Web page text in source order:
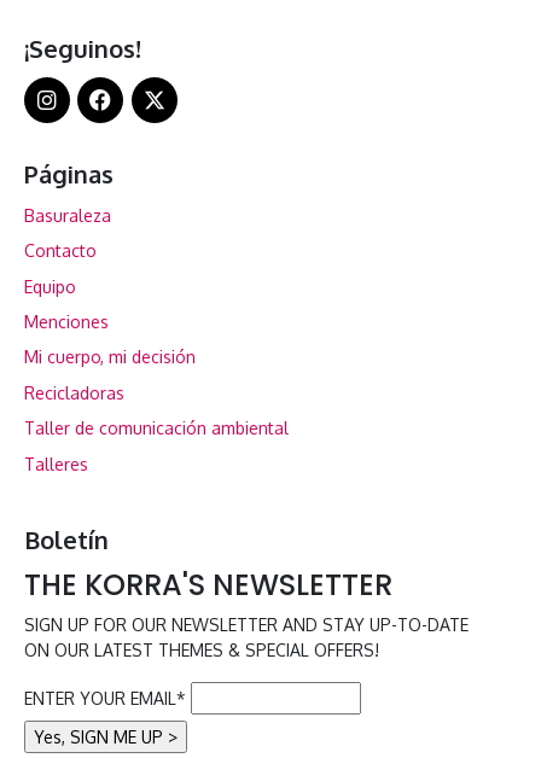
¡Seguinos!
Páginas
Basuraleza
Contacto
Equipo
Menciones
Mi cuerpo, mi decisión
Recicladoras
Taller de comunicación ambiental
Talleres
Boletín
THE KORRA'S NEWSLETTER
SIGN UP FOR OUR NEWSLETTER AND STAY UP-TO-DATE
ON OUR LATEST THEMES & SPECIAL OFFERS!
ENTER YOUR EMAIL*